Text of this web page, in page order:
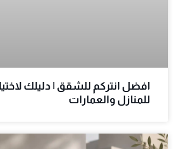
افضل انتركم للشقق | دليلك
للمنازل والعمارات